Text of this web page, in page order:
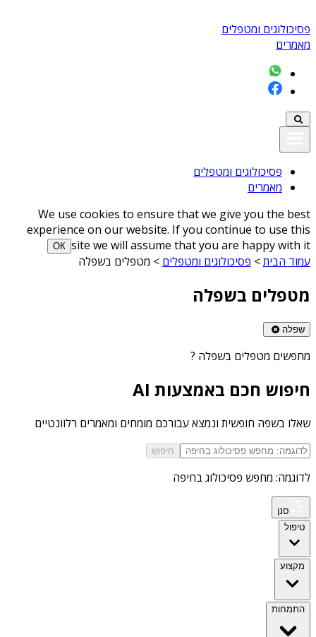
פסיכולוגים ומטפלים
מאמרים
פסיכולוגים ומטפלים
מאמרים
We use cookies to ensure that we give you the best
experience on our website. If you continue to use this
site we will assume that you are happy with it
ОК
עמוד הבית> פסיכולוגים ומטפלים > מטפלים בשפלה
מטפלים בשפלה
שפלה
מחפשים מטפלים בשפלה ?
חיפוש חכם באמצעות AI
שאלו בשפה חופשית ונמצא עבורכם מומחים ומאמרים רלוונטיים
חיפוש
לדוגמה: מחפש פסיכולוג בחיפה
סנן
טיפול
מקצוע
התמחות